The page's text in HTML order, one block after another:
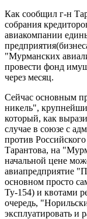
Как сообщил г-н
собрания
авиакомпании
"Мурманских
провести фонд
через месяц.
Сейчас основным
никель",
который, как
случае в союзе с
против
Тарантова, на
начальной цене
авиапредприятие
основном просто
Ту-154) и квотами
очередь,
эксплуатировать и